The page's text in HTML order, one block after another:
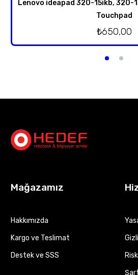
Lenovo ideapad 320-15ikb, 320-
Touchpad
₺650,00
Mağazamız
Hakkımızda
Kargo ve Teslimat
Destek ve SSS